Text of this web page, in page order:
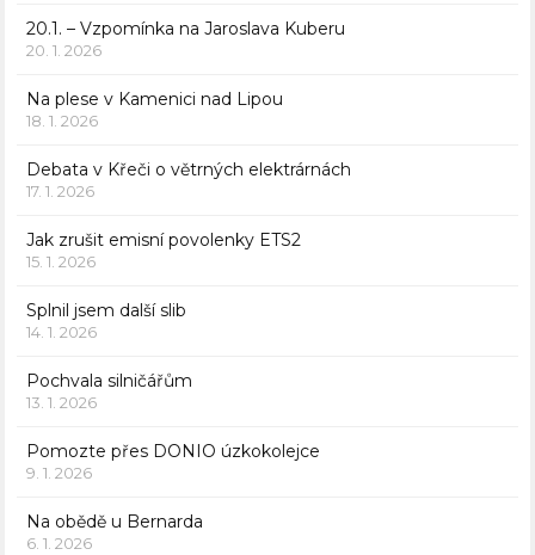
20.1. – Vzpomínka na Jaroslava Kuberu
20. 1. 2026
Na plese v Kamenici nad Lipou
18. 1. 2026
Debata v Křeči o větrných elektrárnách
17. 1. 2026
Jak zrušit emisní povolenky ETS2
15. 1. 2026
Splnil jsem další slib
14. 1. 2026
Pochvala silničářům
13. 1. 2026
Pomozte přes DONIO úzkokolejce
9. 1. 2026
Na obědě u Bernarda
6. 1. 2026